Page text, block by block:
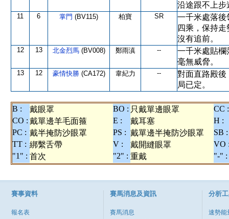
沿途跟不上步
11 6 掌門 (BV115) 柏寶 SR
一千米處落後
四乘，保持
沒有追前。
12 13 北金烈馬 (BV008) 鄭雨滇 --
一千米處貼欄
毫無威脅。
13 12 豪情快勝 (CA172) 韋紀力 --
對面直路殿後
局已定。
B : 戴眼罩 BO : 只戴單邊眼罩
CC :
CO : 戴單邊羊毛面箍 E : 戴耳塞
H :
PC : 戴半掩防沙眼罩 PS : 戴單邊半掩防沙眼罩
SB :
TT : 綁繫舌帶 V : 戴開縫眼罩
VO
"1" : 首次 "2" : 重戴 "-" :
賽事資料
報名表
賽馬消息及資訊
賽馬消息
分析
速勢能